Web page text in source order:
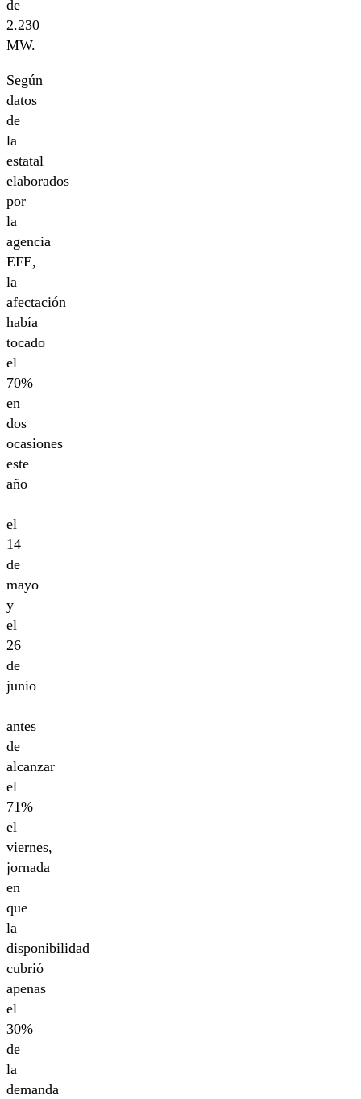
de
2.230
MW.
Según
datos
de
la
estatal
elaborados
por
la
agencia
EFE,
la
afectación
había
tocado
el
70%
en
dos
ocasiones
este
año
—
el
14
de
mayo
y
el
26
de
junio
—
antes
de
alcanzar
el
71%
el
viernes,
jornada
en
que
la
disponibilidad
cubrió
apenas
el
30%
de
la
demanda